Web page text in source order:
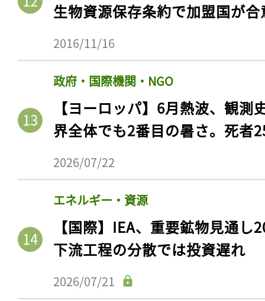
生物資源保存条約で加盟国が合
2016/11/16
政府・国際機関・NGO
【ヨーロッパ】6月熱波、観
界全体でも2番目の暑さ。死者
2026/07/22
エネルギー・資源
【国際】IEA、重要鉱物見通
下流工程の分散では投資遅れ
2026/07/21
記事をお気に入りに
ログインが必
ログイン